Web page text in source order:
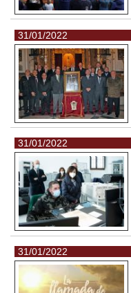
31/01/2022
31/01/2022
31/01/2022